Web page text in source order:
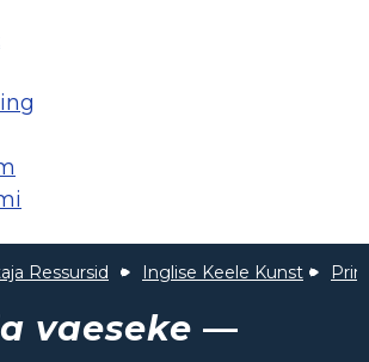
Ressursid Inglise Keele Kunst
vaeseke —